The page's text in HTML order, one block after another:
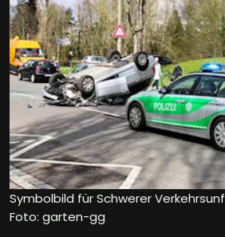
Symbolbild für Schwerer
Foto: garten-gg